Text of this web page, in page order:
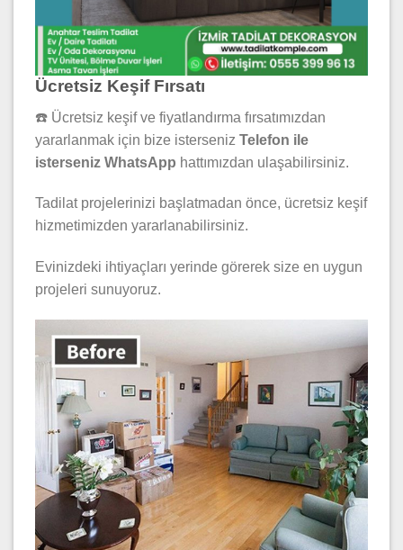
Ücretsiz Keşif Fırsatı
☎️ Ücretsiz keşif ve fiyatlandırma fırsatımızdan
yararlanmak için bize isterseniz Telefon ile
isterseniz WhatsApp hattımızdan ulaşabilirsiniz.
Tadilat projelerinizi başlatmadan önce, ücretsiz keşif
hizmetimizden yararlanabilirsiniz.
Evinizdeki ihtiyaçları yerinde görerek size en uygun
projeleri sunuyoruz.